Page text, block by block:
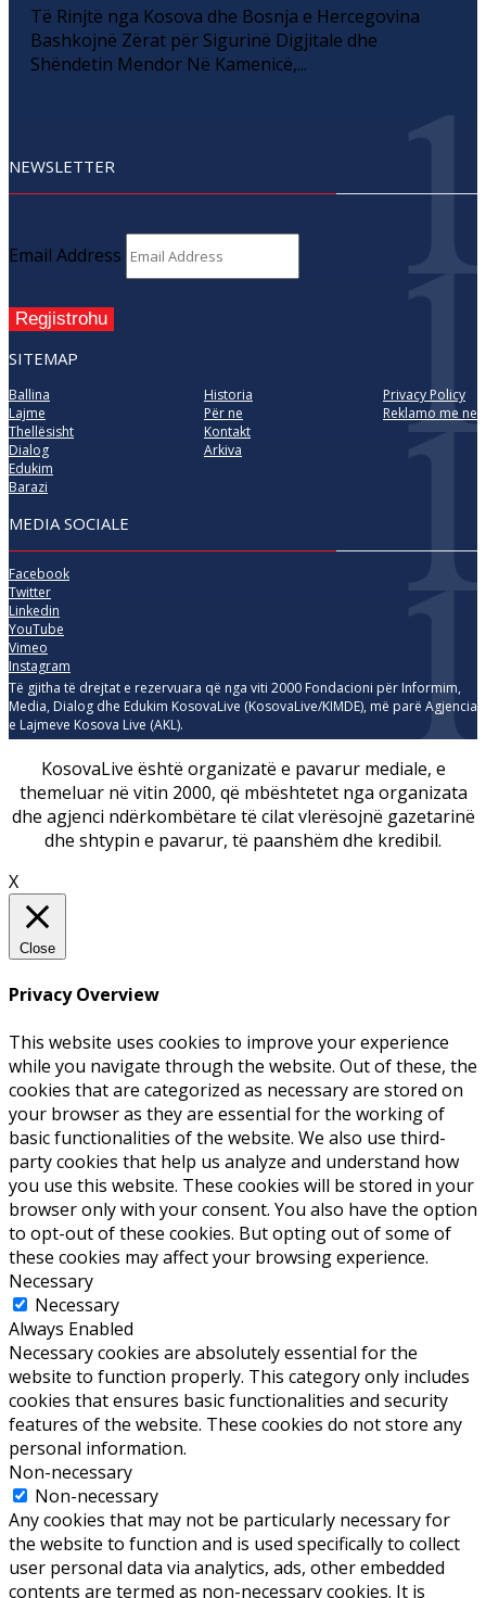
Të Rinjtë nga Kosova dhe Bosnja e Hercegovina
Bashkojnë Zërat për Sigurinë Digjitale dhe
Shëndetin Mendor Në Kamenicë,...
NEWSLETTER
Email Address
Regjistrohu
SITEMAP
Ballina
Lajme
Thellësisht
Dialog
Edukim
Barazi
Historia
Për ne
Kontakt
Arkiva
Privacy Policy
Reklamo me ne
MEDIA SOCIALE
Facebook
Twitter
Linkedin
YouTube
Vimeo
Instagram
Të gjitha të drejtat e rezervuara që nga viti 2000 Fondacioni për Informim,
Media, Dialog dhe Edukim KosovaLive (KosovaLive/KIMDE), më parë Agjencia
e Lajmeve Kosova Live (AKL).
KosovaLive është organizatë e pavarur mediale, e
themeluar në vitin 2000, që mbështetet nga organizata
dhe agjenci ndërkombëtare të cilat vlerësojnë gazetarinë
dhe shtypin e pavarur, të paanshëm dhe kredibil.
X
Close
Privacy Overview
This website uses cookies to improve your experience
while you navigate through the website. Out of these, the
cookies that are categorized as necessary are stored on
your browser as they are essential for the working of
basic functionalities of the website. We also use third-
party cookies that help us analyze and understand how
you use this website. These cookies will be stored in your
browser only with your consent. You also have the option
to opt-out of these cookies. But opting out of some of
these cookies may affect your browsing experience.
Necessary
Necessary
Always Enabled
Necessary cookies are absolutely essential for the
website to function properly. This category only includes
cookies that ensures basic functionalities and security
features of the website. These cookies do not store any
personal information.
Non-necessary
Non-necessary
Any cookies that may not be particularly necessary for
the website to function and is used specifically to collect
user personal data via analytics, ads, other embedded
contents are termed as non-necessary cookies. It is